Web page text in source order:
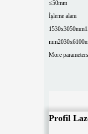
≤50mm
İşleme alanı
1530x3050mm
mm
More parameters
Profil